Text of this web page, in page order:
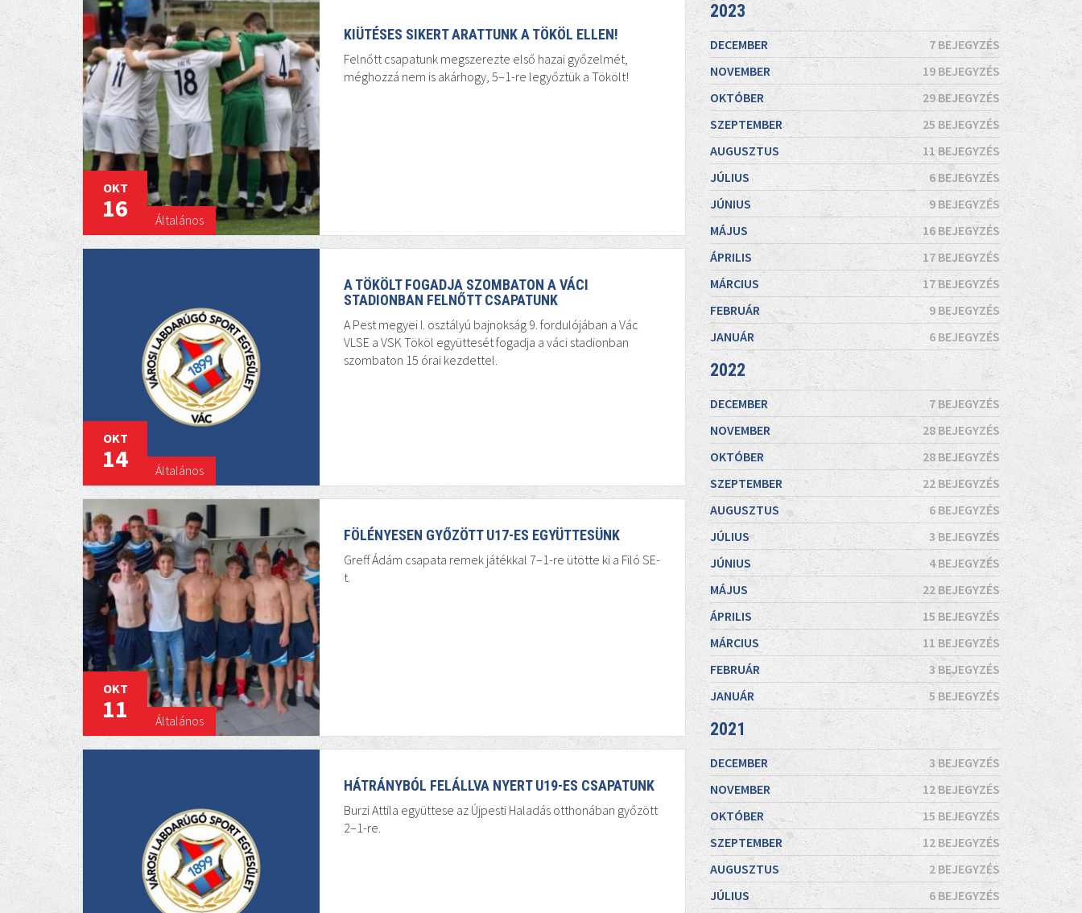
Általános
OKT
16
KIÜTÉSES SIKERT ARATTUNK A TÖKÖL ELLEN!
Felnőtt csapatunk megszerezte első hazai győzelmét,
méghozzá nem is akárhogy, 5–1-re legyőztük a Tökölt!
Általános
OKT
14
A TÖKÖLT FOGADJA SZOMBATON A VÁCI
STADIONBAN FELNŐTT CSAPATUNK
A Pest megyei I. osztályú bajnokság 9. fordulójában a Vác
VLSE a VSK Tököl együttesét fogadja a váci stadionban
szombaton 15 órai kezdettel.
Általános
OKT
11
FÖLÉNYESEN GYŐZÖTT U17-ES EGYÜTTESÜNK
Greff Ádám csapata remek játékkal 7–1-re ütötte ki a Filó SE-
t.
HÁTRÁNYBÓL FELÁLLVA NYERT U19-ES CSAPATUNK
Burzi Attila együttese az Újpesti Haladás otthonában győzött
2–1-re.
2023
DECEMBER
7 BEJEGYZÉS
NOVEMBER
19 BEJEGYZÉS
OKTÓBER
29 BEJEGYZÉS
SZEPTEMBER
25 BEJEGYZÉS
AUGUSZTUS
11 BEJEGYZÉS
JÚLIUS
6 BEJEGYZÉS
JÚNIUS
9 BEJEGYZÉS
MÁJUS
16 BEJEGYZÉS
ÁPRILIS
17 BEJEGYZÉS
MÁRCIUS
17 BEJEGYZÉS
FEBRUÁR
9 BEJEGYZÉS
JANUÁR
6 BEJEGYZÉS
2022
DECEMBER
7 BEJEGYZÉS
NOVEMBER
28 BEJEGYZÉS
OKTÓBER
28 BEJEGYZÉS
SZEPTEMBER
22 BEJEGYZÉS
AUGUSZTUS
6 BEJEGYZÉS
JÚLIUS
3 BEJEGYZÉS
JÚNIUS
4 BEJEGYZÉS
MÁJUS
22 BEJEGYZÉS
ÁPRILIS
15 BEJEGYZÉS
MÁRCIUS
11 BEJEGYZÉS
FEBRUÁR
3 BEJEGYZÉS
JANUÁR
5 BEJEGYZÉS
2021
DECEMBER
3 BEJEGYZÉS
NOVEMBER
12 BEJEGYZÉS
OKTÓBER
15 BEJEGYZÉS
SZEPTEMBER
12 BEJEGYZÉS
AUGUSZTUS
2 BEJEGYZÉS
JÚLIUS
6 BEJEGYZÉS